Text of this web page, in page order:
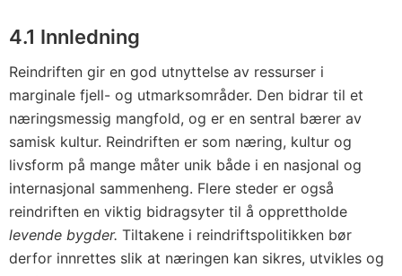
4.1 Innledning
Reindriften gir en god utnyttelse av ressurser i
marginale fjell- og utmarksområder. Den bidrar til et
næringsmessig mangfold, og er en sentral bærer av
samisk kultur. Reindriften er som næring, kultur og
livsform på mange måter unik både i en nasjonal og
internasjonal sammenheng. Flere steder er også
reindriften en viktig bidragsyter til å opprettholde
levende bygder. Tiltakene i reindriftspolitikken bør
derfor innrettes slik at næringen kan sikres, utvikles og